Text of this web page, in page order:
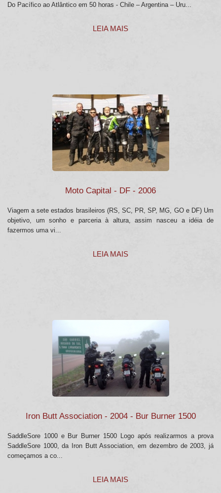
Do Pacífico ao Atlântico em 50 horas - Chile – Argentina – Uru...
LEIA MAIS
Moto Capital - DF - 2006
Viagem a sete estados brasileiros (RS, SC, PR, SP, MG, GO e DF) Um
objetivo, um sonho e parceria à altura, assim nasceu a idéia de
fazermos uma vi...
LEIA MAIS
Iron Butt Association - 2004 - Bur Burner 1500
SaddleSore 1000 e Bur Burner 1500 Logo após realizarmos a prova
SaddleSore 1000, da Iron Butt Association, em dezembro de 2003, já
começamos a co...
LEIA MAIS